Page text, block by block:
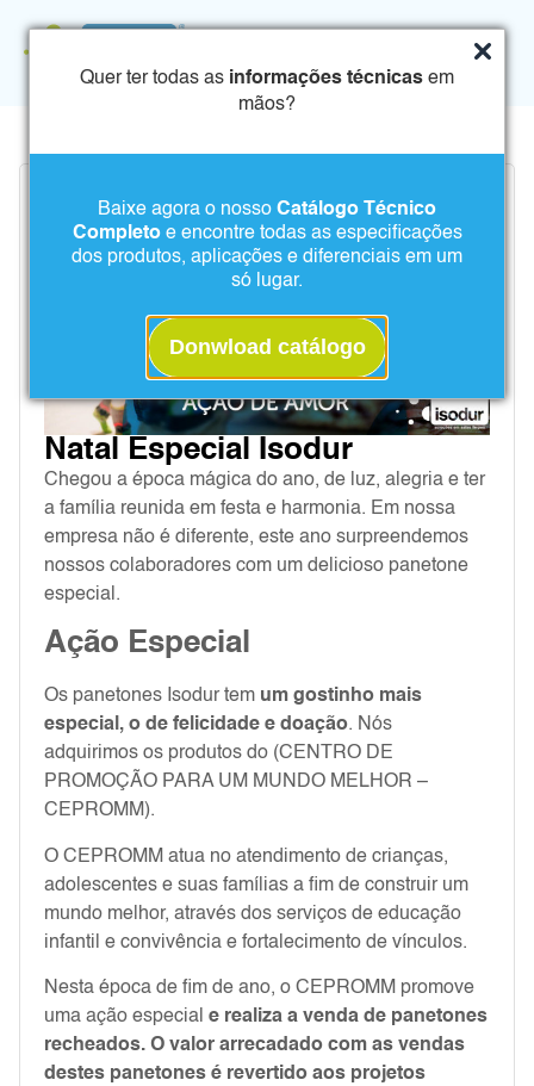
Quer ter todas as informações técnicas em
mãos?
Baixe agora o nosso Catálogo Técnico
Completo e encontre todas as especificações
dos produtos, aplicações e diferenciais em um
só lugar.
Donwload catálogo
Natal Especial Isodur
Chegou a época mágica do ano, de luz, alegria e ter
a família reunida em festa e harmonia. Em nossa
empresa não é diferente, este ano surpreendemos
nossos colaboradores com um delicioso panetone
especial.
Ação Especial
Os panetones Isodur tem um gostinho mais
especial, o de felicidade e doação. Nós
adquirimos os produtos do (CENTRO DE
PROMOÇÃO PARA UM MUNDO MELHOR –
CEPROMM).
O CEPROMM atua no atendimento de crianças,
adolescentes e suas famílias a fim de construir um
mundo melhor, através dos serviços de educação
infantil e convivência e fortalecimento de vínculos.
Nesta época de fim de ano, o CEPROMM promove
uma ação especial e realiza a venda de panetones
recheados. O valor arrecadado com as vendas
destes panetones é revertido aos projetos